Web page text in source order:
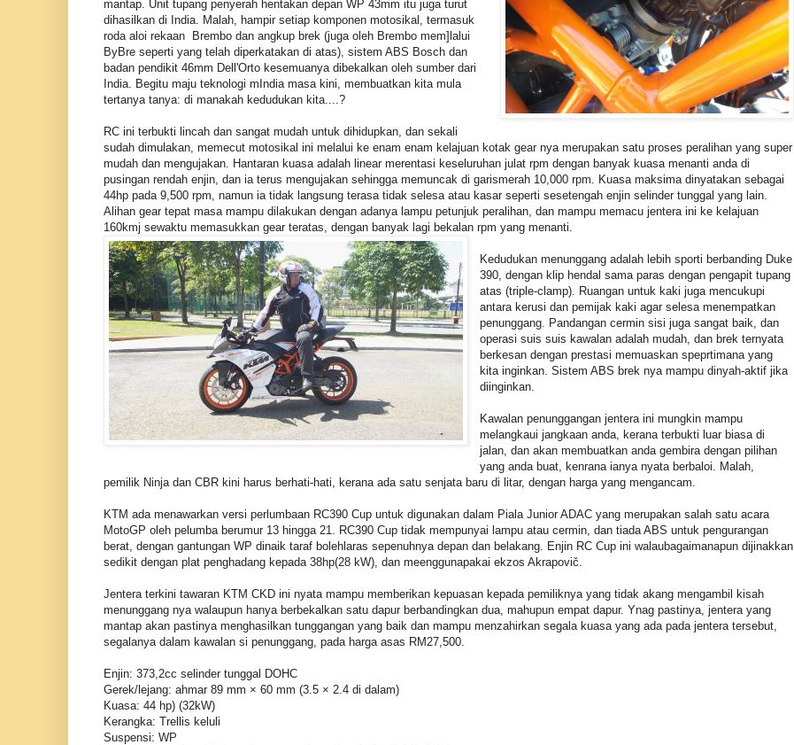
mantap. Unit tupang penyerah hentakan depan WP 43mm itu juga turut
dihasilkan di India. Malah, hampir setiap komponen motosikal, termasuk
roda aloi rekaan Brembo dan angkup brek (juga oleh Brembo mem]lalui
ByBre seperti yang telah diperkatakan di atas), sistem ABS Bosch dan
badan pendikit 46mm Dell'Orto kesemuanya dibekalkan oleh sumber dari
India. Begitu maju teknologi mIndia masa kini, membuatkan kita mula
tertanya tanya: di manakah kedudukan kita....?
RC ini terbukti lincah dan sangat mudah untuk dihidupkan, dan sekali
sudah dimulakan, memecut motosikal ini melalui ke enam enam kelajuan kotak gear nya merupakan satu proses peralihan yang super
mudah dan mengujakan. Hantaran kuasa adalah linear merentasi keseluruhan julat rpm dengan banyak kuasa menanti anda di
pusingan rendah enjin, dan ia terus mengujakan sehingga memuncak di garismerah 10,000 rpm. Kuasa maksima dinyatakan sebagai
44hp pada 9,500 rpm, namun ia tidak langsung terasa tidak selesa atau kasar seperti sesetengah enjin selinder tunggal yang lain.
Alihan gear tepat masa mampu dilakukan dengan adanya lampu petunjuk peralihan, dan mampu memacu jentera ini ke kelajuan
160kmj sewaktu memasukkan gear teratas, dengan banyak lagi bekalan rpm yang menanti.
Kedudukan menunggang adalah lebih sporti berbanding Duke
390, dengan klip hendal sama paras dengan pengapit tupang
atas (triple-clamp). Ruangan untuk kaki juga mencukupi
antara kerusi dan pemijak kaki agar selesa menempatkan
penunggang. Pandangan cermin sisi juga sangat baik, dan
operasi suis suis kawalan adalah mudah, dan brek ternyata
berkesan dengan prestasi memuaskan speprtimana yang
kita inginkan. Sistem ABS brek nya mampu dinyah-aktif jika
diinginkan.
Kawalan penunggangan jentera ini mungkin mampu
melangkaui jangkaan anda, kerana terbukti luar biasa di
jalan, dan akan membuatkan anda gembira dengan pilihan
yang anda buat, kenrana ianya nyata berbaloi. Malah,
pemilik Ninja dan CBR kini harus berhati-hati, kerana ada satu senjata baru di litar, dengan harga yang mengancam.
KTM ada menawarkan versi perlumbaan RC390 Cup untuk digunakan dalam Piala Junior ADAC yang merupakan salah satu acara
MotoGP oleh pelumba berumur 13 hingga 21. RC390 Cup tidak mempunyai lampu atau cermin, dan tiada ABS untuk pengurangan
berat, dengan gantungan WP dinaik taraf bolehlaras sepenuhnya depan dan belakang. Enjin RC Cup ini walaubagaimanapun dijinakkan
sedikit dengan plat penghadang kepada 38hp(28 kW), dan meenggunapakai ekzos Akrapovič.
Jentera terkini tawaran KTM CKD ini nyata mampu memberikan kepuasan kepada pemiliknya yang tidak akang mengambil kisah
menunggang nya walaupun hanya berbekalkan satu dapur berbandingkan dua, mahupun empat dapur. Ynag pastinya, jentera yang
mantap akan pastinya menghasilkan tunggangan yang baik dan mampu menzahirkan segala kuasa yang ada pada jentera tersebut,
segalanya dalam kawalan si penunggang, pada harga asas RM27,500.
Enjin: 373,2cc selinder tunggal DOHC
Gerek/lejang: ahmar 89 mm × 60 mm (3.5 × 2.4 di dalam)
Kuasa: 44 hp) (32kW)
Kerangka: Trellis keluli
Suspensi: WP